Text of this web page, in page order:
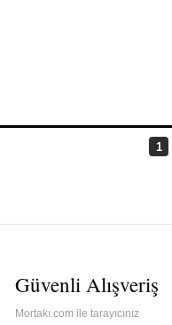
1
Güvenli Alışveriş
Mortakı.com ile tarayıcınız